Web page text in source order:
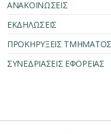
ΑΝΑΚΟΙΝΩΣΕΙΣ
ΕΚΔΗΛΩΣΕΙΣ
ΠΡΟΚΗΡΥΞΕΙΣ
ΣΥΝΕΔΡΙΑΣΕΙΣ ΕΦΟΡΕΙΑΣ